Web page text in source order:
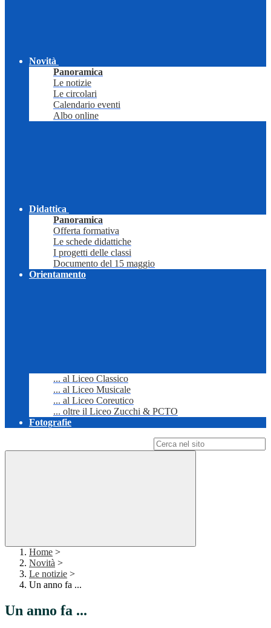
Novità
Panoramica
Le notizie
Le circolari
Calendario eventi
Albo online
Didattica
Panoramica
Offerta formativa
Le schede didattiche
I progetti delle classi
Documento del 15 maggio
Orientamento
... al Liceo Classico
... al Liceo Musicale
... al Liceo Coreutico
... oltre il Liceo Zucchi & PCTO
Fotografie
Home >
Novità >
Le notizie >
Un anno fa ...
Un anno fa ...